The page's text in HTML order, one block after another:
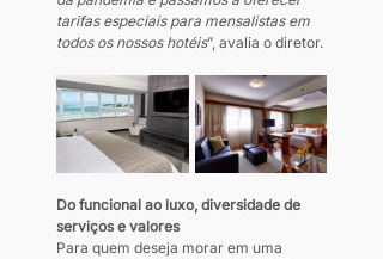
tarifas especiais para mensalistas em
todos os nossos hotéis”, avalia o diretor.
Do funcional ao luxo, diversidade de
serviços e valores
Para quem deseja morar em uma